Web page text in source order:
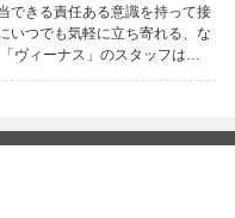
できる責任ある意識を持って接
いつでも気軽に立ち寄れる、な
っしゃるでしょう！そんな時は
待ちしています。